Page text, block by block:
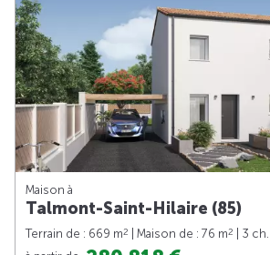
Maison à
Talmont-Saint-Hilaire (85)
Terrain de : 669 m2 | Maison de : 76 m2
| 3 ch.